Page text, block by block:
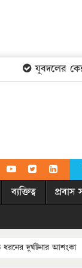
যুবদলের
ব্যক্তিত্ব প্রবাস
ধরনের দুর্ঘটনার আশংকা